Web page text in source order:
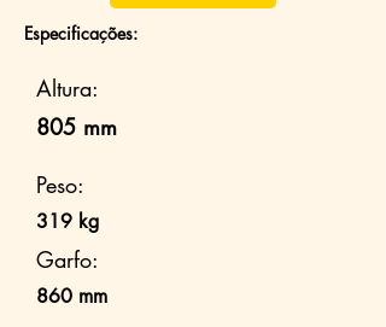
Especificações:
Altura:
805 mm
Peso:
319 kg
Garfo:
860 mm